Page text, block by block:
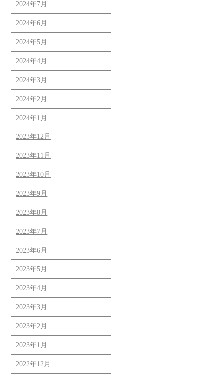
2024年7月
2024年6月
2024年5月
2024年4月
2024年3月
2024年2月
2024年1月
2023年12月
2023年11月
2023年10月
2023年9月
2023年8月
2023年7月
2023年6月
2023年5月
2023年4月
2023年3月
2023年2月
2023年1月
2022年12月